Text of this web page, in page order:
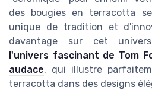
des bougies en terracotta
unique de tradition et
davantage sur cet
l'univers fascinant de Tom
audace, qui illustre
terracotta dans des designs